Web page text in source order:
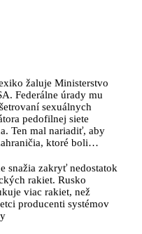
žaluje Ministerstvo
Federálne úrady mu
sexuálnych
pedofilnej siete
Ten mal nariadiť, aby
ktoré boli
jeho ranča v tomto
snažia zakryť nedostatok
rakiet. Rusko
viac rakiet, než
producenti systémov